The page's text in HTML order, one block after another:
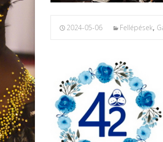
2024-05-06 Fellépések,